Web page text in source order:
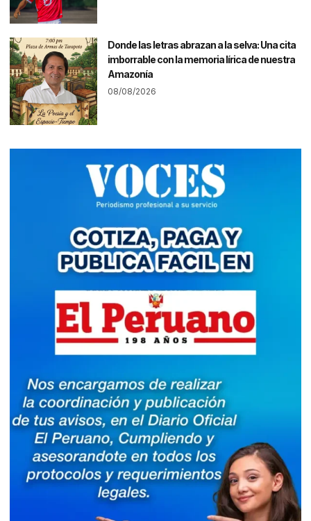
Donde las letras abrazan a la selva: Una cita
imborrable con la memoria lírica de nuestra
Amazonía
08/08/2026